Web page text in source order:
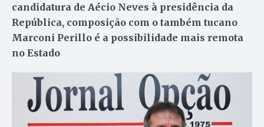
candidatura de Aécio Neves à presidência da
República, composição com o também tucano
Marconi Perillo é a possibilidade mais remota
no Estado